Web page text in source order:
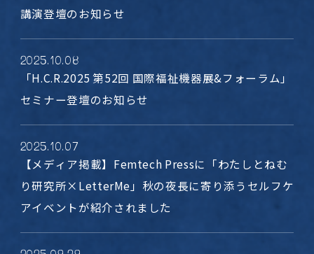
講演登壇のお知らせ
2025.10.08
「H.C.R.2025 第52回 国際福祉機器展&フォーラム」
セミナー登壇のお知らせ
2025.10.07
【メディア掲載】Femtech Pressに「わたしとねむ
り研究所×LetterMe」秋の夜長に寄り添うセルフケ
アイベントが紹介されました